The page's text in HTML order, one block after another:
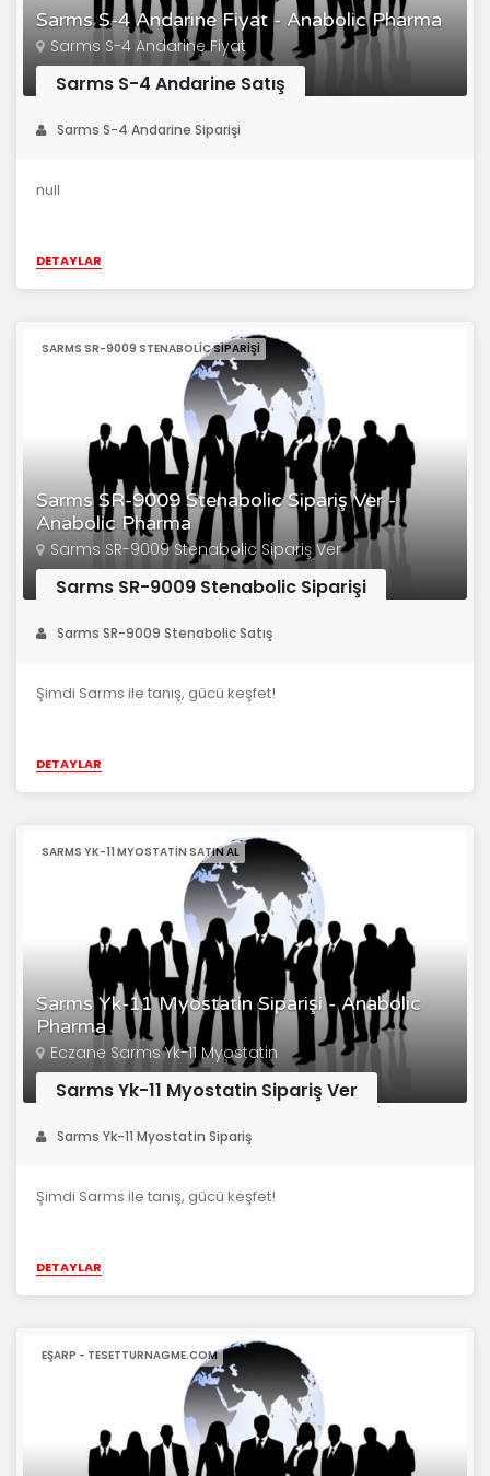
Sarms S-4 Andarine Fiyat - Anabolic Pharma
Sarms S-4 Andarine Fiyat
Sarms S-4 Andarine Satış
Sarms S-4 Andarine Siparişi
null
DETAYLAR
Sarms SR-9009 Stenabolic Sipariş Ver -
Anabolic Pharma
SARMS SR-9009 STENABOLIC SIPARIŞI
Sarms SR-9009 Stenabolic Sipariş Ver
Sarms SR-9009 Stenabolic Siparişi
Sarms SR-9009 Stenabolic Satış
Şimdi Sarms ile tanış, gücü keşfet!
DETAYLAR
Sarms Yk-11 Myostatin Siparişi - Anabolic
Pharma
SARMS YK-11 MYOSTATIN SATIN AL
Eczane Sarms Yk-11 Myostatin
Sarms Yk-11 Myostatin Sipariş Ver
Sarms Yk-11 Myostatin Sipariş
Şimdi Sarms ile tanış, gücü keşfet!
DETAYLAR
EŞARP - TESETTURNAGME.COM